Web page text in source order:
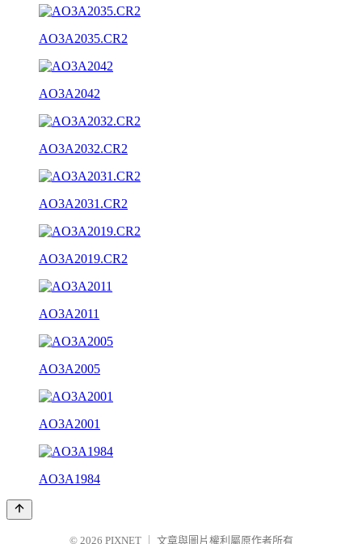
AO3A2035.CR2
AO3A2042
AO3A2032.CR2
AO3A2031.CR2
AO3A2019.CR2
AO3A2011
AO3A2005
AO3A2001
AO3A1984
© 2026 PIXNET 文章與圖片權利屬原作者所有